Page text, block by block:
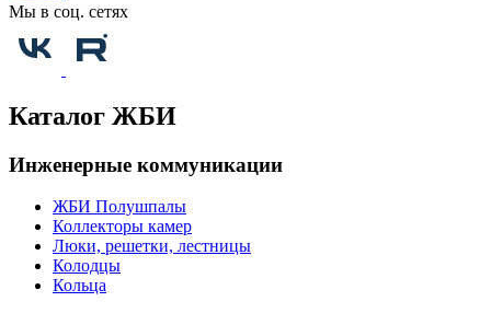
Мы в соц. сетях
Каталог ЖБИ
Инженерные коммуникации
ЖБИ Полушпалы
Коллекторы камер
Люки, решетки, лестницы
Колодцы
Кольца